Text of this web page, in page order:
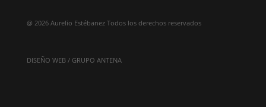
@ 2026 Aurelio Estébanez Todos los derechos reservados
DISEÑO WEB / GRUPO ANTENA